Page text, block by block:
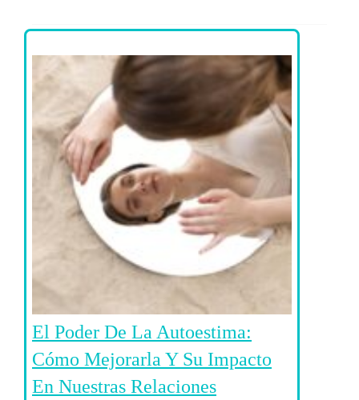
El Poder De La Autoestima:
Cómo Mejorarla Y Su Impacto
En Nuestras Relaciones